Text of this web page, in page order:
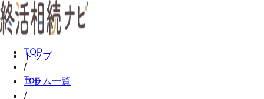
トップ
Top
TOP
/
コラム一覧
/